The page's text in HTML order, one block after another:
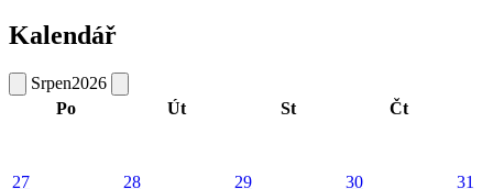
Kalendář
Srpen2026
Po
Út St Čt
27
28
29
30
31